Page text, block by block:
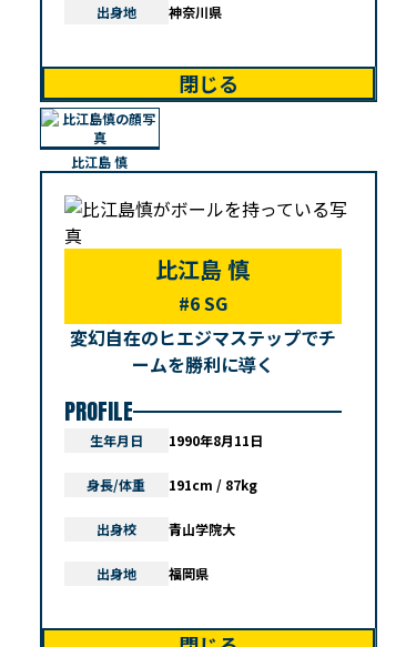
出身地 神奈川県
閉じる
比江島 慎
比江島 慎
#6 SG
変幻自在のヒエジマステップでチ
ームを勝利に導く
PROFILE
生年月日 1990年8月11日
身長/体重 191cm / 87kg
出身校 青山学院大
出身地 福岡県